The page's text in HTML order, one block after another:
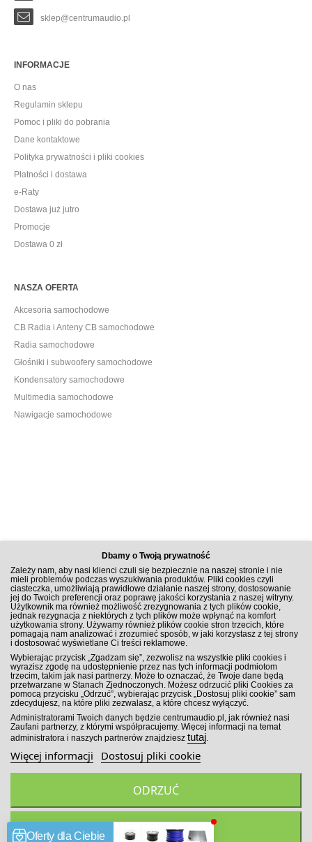
Dbamy o Twoją prywatność
Zależy nam, aby nasi klienci czuli się bezpiecznie na naszej stronie i nie
mieli problemów podczas wyszukiwania produktów. Pliki cookies czyli
ciasteczka, umożliwiają prawidłowe działanie naszej strony, dostosowanie
jej do Twoich preferencji oraz poprawę jakości korzystania z naszej witryny.
Użytkownik ma również możliwość zrezygnowania z tych plików cookie,
jednak rezygnacja z niektórych z tych plików może wpłynąć na komfort
użytkowania strony. Używamy również plików cookie stron trzecich, które
pomagają nam analizować i zrozumieć sposób, w jaki korzystasz z tej strony
i dostosować wyświetlane Ci treści reklamowe.
Wybierając przycisk „Zgadzam się”, zezwolisz na wszystkie pliki cookies i
wyrazisz zgodę na udostępnienie przez nas tych informacji podmiotom
trzecim, takim jak nasi partnerzy. Może to oznaczać, że Twoje dane będą
przetwarzane w Stanach Zjednoczonych. Możesz odrzucić pliki Cookies za
pomocą przycisku „Odrzuć”, wybierając przycisk „Dostosuj pliki cookie” sam
zdecydujesz, na które pliki zezwalasz, a które chcesz wyłączyć.
Administratorami Twoich danych będzie centrumaudio.pl, jak również nasi
Zaufani partnerzy, z którymi współpracujemy. Więcej informacji na temat
administratora i naszych partnerów znajdziesz tutaj.
Więcej informacji Dostosuj pliki cookie
ODRZUĆ
ZGADZAM SIĘ
sklep@centrumaudio.pl
INFORMACJE
O nas
Regulamin sklepu
Pomoc i pliki do pobrania
Dane kontaktowe
Polityka prywatności i pliki cookies
Płatności i dostawa
e-Raty
Dostawa już jutro
Promocje
Dostawa 0 zł
NASZA OFERTA
Akcesoria samochodowe
CB Radia i Anteny CB samochodowe
Radia samochodowe
Głośniki i subwoofery samochodowe
Kondensatory samochodowe
Multimedia samochodowe
Nawigacje samochodowe
ZAPISZ SIĘ DO NEWSLETTERA
ZAPISZ SIĘ!
Wszelkie prawa zastrzeżone. Sklep Car Audio CentrumAudio.pl
2026